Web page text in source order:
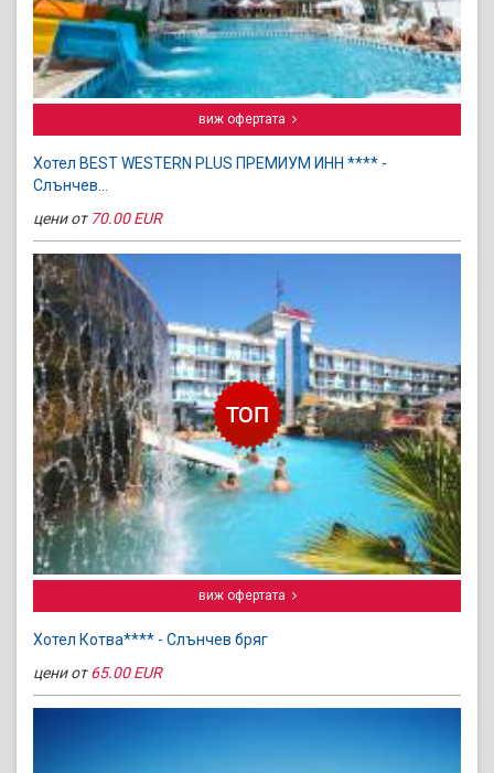
виж офертата
Хотел BEST WESTERN PLUS ПРЕМИУМ ИНН **** -
Слънчев...
цени от 70.00 EUR
виж офертата
Хотел Котва**** - Слънчев бряг
цени от65.00 EUR